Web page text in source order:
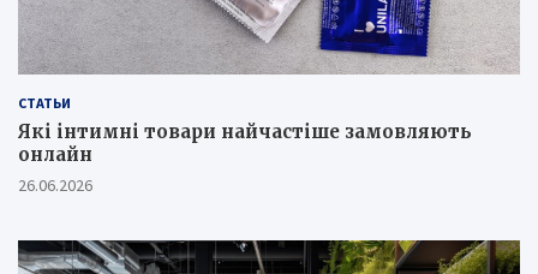
СТАТЬИ
Які інтимні товари найчастіше замовляють
онлайн
26.06.2026